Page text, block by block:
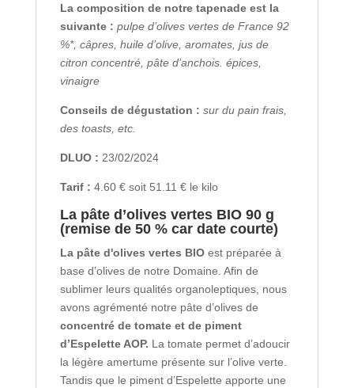
La composition de notre tapenade est la
suivante : pulpe d’olives vertes de France 92
%*, câpres, huile d’olive, aromates, jus de
citron concentré, pâte d’anchois. épices,
vinaigre
Conseils de dégustation : sur du pain frais,
des toasts, etc.
DLUO : 23/02/2024
Tarif : 4.60 € soit 51.11 € le kilo
La pâte d’olives vertes BIO 90 g
(remise de 50 % car date courte)
La pâte d'olives vertes BIOest préparée à
base d’olives de notre Domaine. Afin de
sublimer leurs qualités organoleptiques, nous
avons agrémenté notre pâte d’olives de
concentré de tomate et de piment
d’Espelette AOP. La tomate permet d’adoucir
la légère amertume présente sur l’olive verte.
Tandis que le piment d’Espelette apporte une